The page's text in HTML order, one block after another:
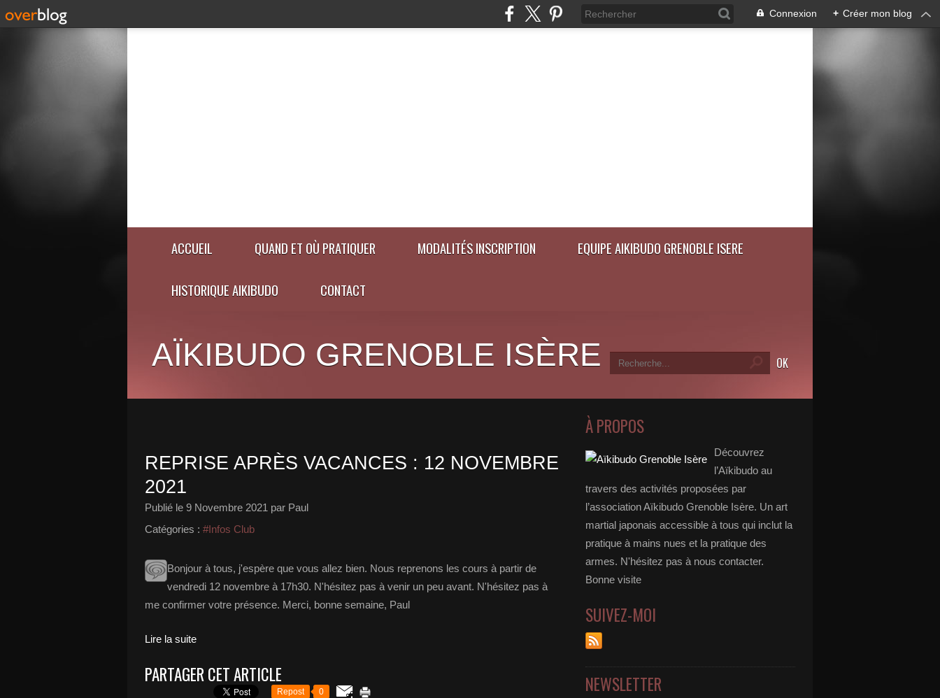
Connexion + Créer mon blog
ACCUEIL QUAND ET OÙ PRATIQUER MODALITÉS INSCRIPTION EQUIPE AIKIBUDO GRENOBLE ISERE
HISTORIQUE AIKIBUDO CONTACT
AÏKIBUDO GRENOBLE ISÈRE
REPRISE APRÈS VACANCES : 12 NOVEMBRE
2021
Publié le 9 Novembre 2021 par Paul
Catégories : #Infos Club
Bonjour à tous, j'espère que vous allez bien. Nous reprenons les cours à partir de
vendredi 12 novembre à 17h30. N'hésitez pas à venir un peu avant. N'hésitez pas à
me confirmer votre présence. Merci, bonne semaine, Paul
Lire la suite
PARTAGER CET ARTICLE
Repost 0
À PROPOS
Découvrez
l’Aïkibudo au
travers des activités proposées par
l’association Aïkibudo Grenoble Isère. Un art
martial japonais accessible à tous qui inclut la
pratique à mains nues et la pratique des
armes. N'hésitez pas à nous contacter.
Bonne visite
SUIVEZ-MOI
NEWSLETTER